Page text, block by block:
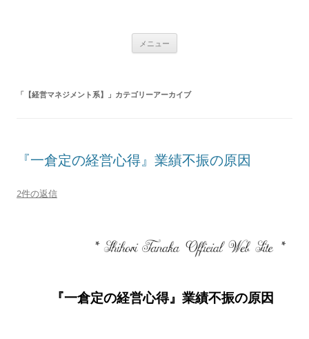
メニュー
「 【経営マネジメント系】 」カテゴリーアーカイブ
『一倉定の経営心得』業績不振の原因
2件の返信
『一倉定の経営心得』業績不振の原因